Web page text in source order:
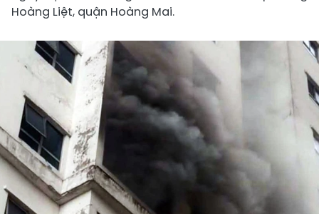
Hoàng Liệt, quận Hoàng Mai.